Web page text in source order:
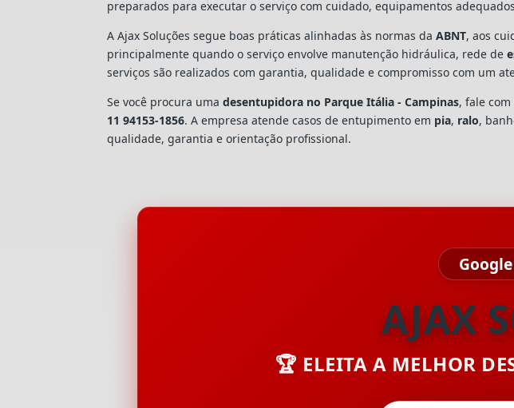
preparados para executar o serviço com cuidado, equipamentos
A Ajax Soluções segue boas práticas alinhadas às normas daABNT, aos
principalmente quando o serviço envolve manutenção hidráulica, rede de
serviços são realizados com garantia, qualidade e compromisso com um
Se você procura umadesentupidora no Parque Itália - Campinas, fale
11 94153-1856. A empresa atende casos de entupimento em pia, ralo,
qualidade, garantia e orientação profissional.
Google
AJAX
🏆 ELEITA A MELHOR